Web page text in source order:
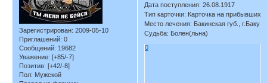
Зарегистрирован: 2009-05-10
Приглашений: 0
Сообщений: 19682
Уважение: [+85/-7]
Позитив: [+42/-8]
Пол: Мужской
Дата поступления: 26.08.1917
Тип карточки: Карточка на прибывших
Место лечения: Бакинская губ., г.Баку
Судьба: Болен(льна)
0